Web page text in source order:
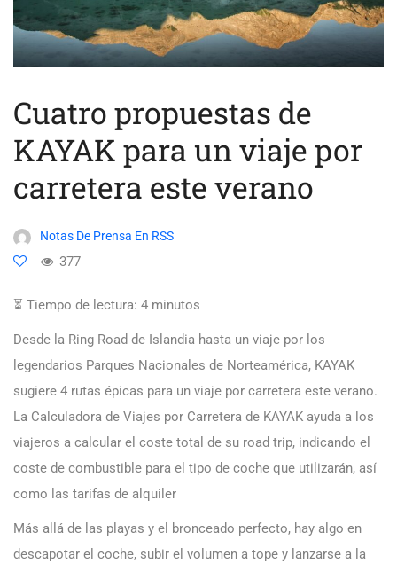
Cuatro propuestas de
KAYAK para un viaje por
carretera este verano
Notas De Prensa En RSS
377
⏳ Tiempo de lectura: 4 minutos
Desde la Ring Road de Islandia hasta un viaje por los
legendarios Parques Nacionales de Norteamérica, KAYAK
sugiere 4 rutas épicas para un viaje por carretera este verano.
La Calculadora de Viajes por Carretera de KAYAK ayuda a los
viajeros a calcular el coste total de su road trip, indicando el
coste de combustible para el tipo de coche que utilizarán, así
como las tarifas de alquiler
Más allá de las playas y el bronceado perfecto, hay algo en
descapotar el coche, subir el volumen a tope y lanzarse a la